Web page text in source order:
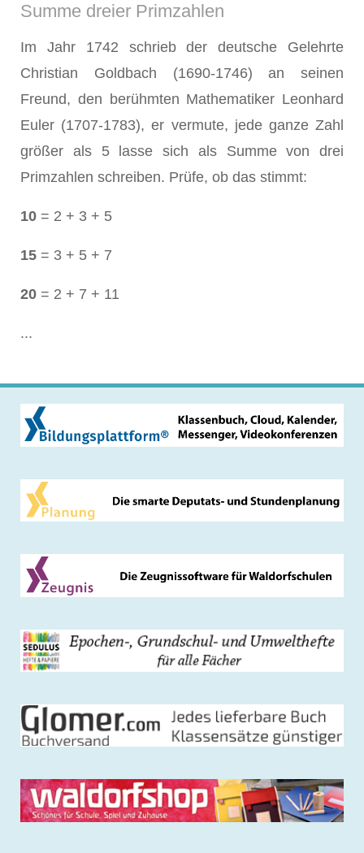
Summe dreier Primzahlen
Im Jahr 1742 schrieb der deutsche Gelehrte
Christian Goldbach (1690-1746) an seinen
Freund, den berühmten Mathematiker Leonhard
Euler (1707-1783), er vermute, jede ganze Zahl
größer als 5 lasse sich als Summe von drei
Primzahlen schreiben. Prüfe, ob das stimmt:
10 = 2 + 3 + 5
15 = 3 + 5 + 7
20 = 2 + 7 + 11
...